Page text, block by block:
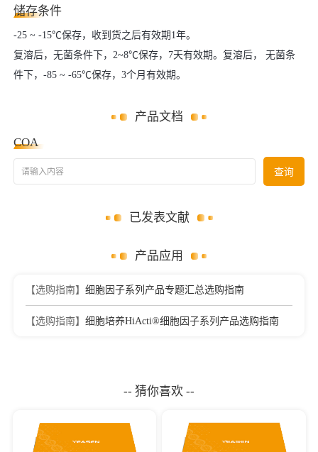
储存条件
-25 ~ -15℃保存，收到货之后有效期1年。
复溶后，无菌条件下，2~8℃保存，7天有效期。复溶后， 无菌条
件下，-85 ~ -65℃保存，3个月有效期。
产品文档
COA
请输入内容 查询
已发表文献
产品应用
【选购指南】 细胞因子系列产品专题汇总选购指南
【选购指南】 细胞培养HiActi®细胞因子系列产品选购指南
-- 猜你喜欢 --